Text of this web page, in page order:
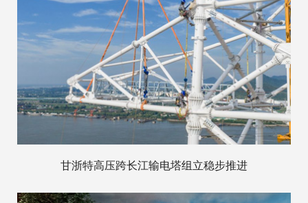
甘浙特高压跨长江输电塔组立稳步推进